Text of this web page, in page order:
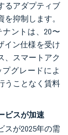
るアダプティブ
抑制します。
ントは、20〜
イン仕様を受け
、スマートアク
グレードによ
うことなく賃料
ビスが加速
スが2025年の需